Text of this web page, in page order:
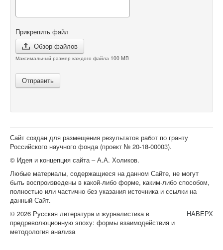
Прикрепить файл
Обзор файлов
Максимальный размер каждого файла 100 MB
Отправить
Сайт создан для размещения результатов работ по гранту
Российского научного фонда (проект № 20-18-00003).
© Идея и концепция сайта – А.А. Холиков.
Любые материалы, содержащиеся на данном Сайте, не могут
быть воспроизведены в какой-либо форме, каким-либо способом,
полностью или частично без указания источника и ссылки на
данный Сайт.
НАВЕРХ
© 2026 Русская литература и журналистика в
предреволюционную эпоху: формы взаимодействия и
методология анализа